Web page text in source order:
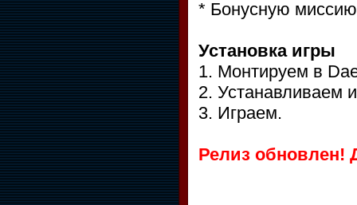
* Бонусную миссию
Установка игры
1. Монтируем в
2. Устанавливаем
3. Играем.
Релиз обновлен!